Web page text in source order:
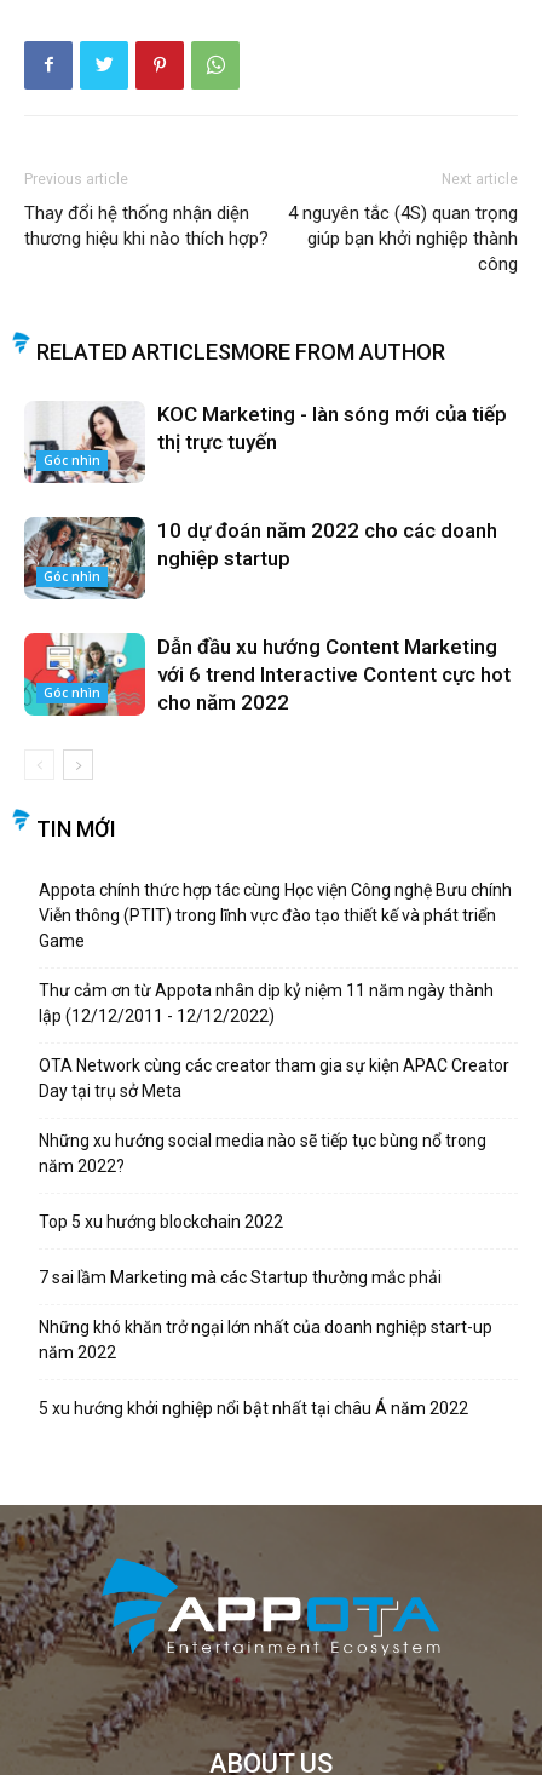
Previous article
Thay đổi hệ thống nhận diện
thương hiệu khi nào thích hợp?
Next article
4 nguyên tắc (4S) quan trọng
giúp bạn khởi nghiệp thành
công
RELATED ARTICLESMORE FROM AUTHOR
Góc nhìn
KOC Marketing - làn sóng mới của tiếp
thị trực tuyến
Góc nhìn
10 dự đoán năm 2022 cho các doanh
nghiệp startup
Góc nhìn
Dẫn đầu xu hướng Content Marketing
với 6 trend Interactive Content cực hot
cho năm 2022
TIN MỚI
Appota chính thức hợp tác cùng Học viện Công nghệ Bưu chính
Viễn thông (PTIT) trong lĩnh vực đào tạo thiết kế và phát triển
Game
Thư cảm ơn từ Appota nhân dịp kỷ niệm 11 năm ngày thành
lập (12/12/2011 - 12/12/2022)
OTA Network cùng các creator tham gia sự kiện APAC Creator
Day tại trụ sở Meta
Những xu hướng social media nào sẽ tiếp tục bùng nổ trong
năm 2022?
Top 5 xu hướng blockchain 2022
7 sai lầm Marketing mà các Startup thường mắc phải
Những khó khăn trở ngại lớn nhất của doanh nghiệp start-up
năm 2022
5 xu hướng khởi nghiệp nổi bật nhất tại châu Á năm 2022
ABOUT US